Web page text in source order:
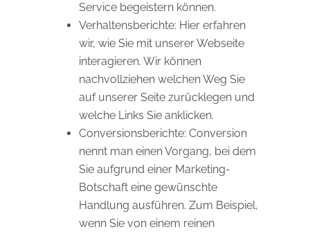
Service begeistern können.
Verhaltensberichte: Hier erfahren
wir, wie Sie mit unserer Webseite
interagieren. Wir können
nachvollziehen welchen Weg Sie
auf unserer Seite zurücklegen und
welche Links Sie anklicken.
Conversionsberichte: Conversion
nennt man einen Vorgang, bei dem
Sie aufgrund einer Marketing-
Botschaft eine gewünschte
Handlung ausführen. Zum Beispiel,
wenn Sie von einem reinen